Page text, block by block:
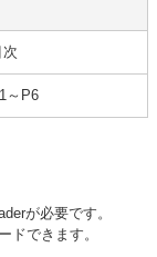
次
～P6
が必要です。
ドできます。